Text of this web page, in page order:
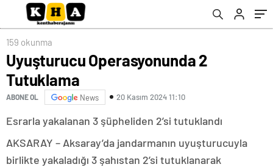
159 okunma
Uyuşturucu Operasyonunda 2
Tutuklama
ABONE OL News 20 Kasım 2024 11:10
Esrarla yakalanan 3 şüpheliden 2’si tutuklandı
AKSARAY – Aksaray’da jandarmanın uyuşturucuyla
birlikte yakaladığı 3 şahıstan 2’si tutuklanarak